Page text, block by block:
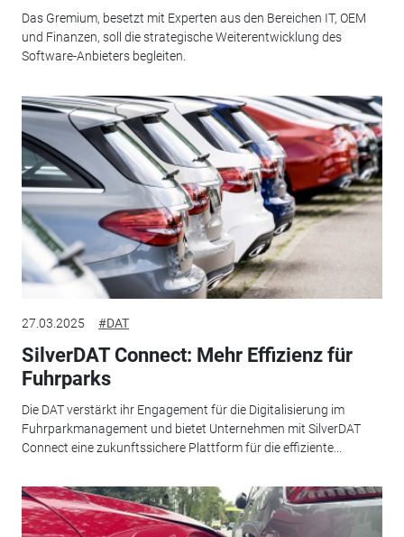
Das Gremium, besetzt mit Experten aus den Bereichen IT, OEM
und Finanzen, soll die strategische Weiterentwicklung des
Software-Anbieters begleiten.
27.03.2025 #DAT
SilverDAT Connect: Mehr Effizienz für
Fuhrparks
Die DAT verstärkt ihr Engagement für die Digitalisierung im
Fuhrparkmanagement und bietet Unternehmen mit SilverDAT
Connect eine zukunftssichere Plattform für die effiziente...